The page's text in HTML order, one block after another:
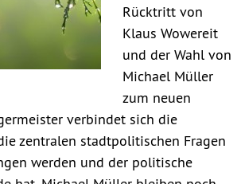
Rücktritt von
Klaus Wowereit
und der Wahl von
Michael Müller
zum neuen
verbindet sich die
zentralen stadtpolitischen Fragen
werden und der politische